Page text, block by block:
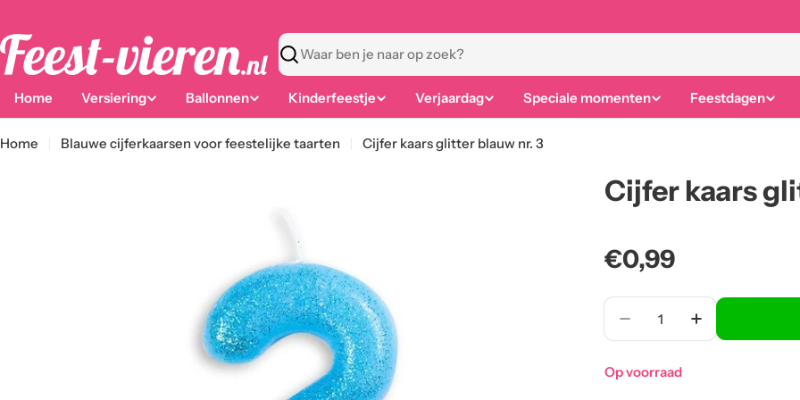
naar
content
Zoeken
Home Versiering Ballonnen Kinderfeestje Verjaardag Speciale momenten Feestdagen
Home Blauwe cijferkaarsen voor feestelijke taarten Cijfer kaars glitter blauw nr. 3
Cijfer kaars
Normale
prijs
€0,99
Aantal
Op voorraad